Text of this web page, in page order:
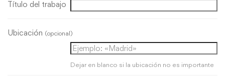
Título del trabajo
Ubicación (opcional)
Dejar en blanco si la ubicación no es importante